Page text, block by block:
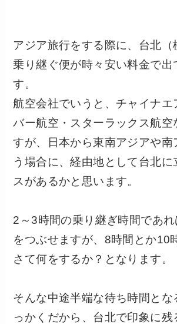
アジア旅行をする際に、台北（
乗り継ぐ便が時々安い料金で出
す。
航空会社でいうと、チャイナエ
バー航空・スターラックス航空
すが、日本から東南アジアや南
う場合に、経由地として台北に
スがあるかと思います。
2～3時間の乗り継ぎ時間であ
をつぶせますが、8時間とか10
さて何をするか？となります。
そんな中途半端な待ち時間とな
っかくだから、台北で印象に残